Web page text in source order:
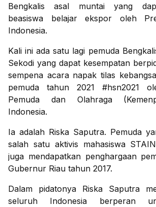
Bengkalis asal muntai yang
beasiswa belajar ekspor oleh
Indonesia.
Kali ini ada satu lagi pemuda
Sekodi yang dapat kesempatan
sempena acara napak tilas
pemuda tahun 2021 #hsn2021
Pemuda dan Olahraga
Indonesia.
Ia adalah Riska Saputra. Pemuda
salah satu aktivis mahasiswa
juga mendapatkan penghargaan
Gubernur Riau tahun 2017.
Dalam pidatonya Riska Saputra
seluruh Indonesia berperan